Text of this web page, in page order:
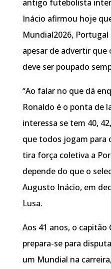
antigo futebolista
Inácio afirmou hoje
Mundial2026, Portugal
apesar de advertir que
deve ser poupado
“Ao falar no que dá
Ronaldo é o ponta de
interessa se tem 40,
que todos jogam para
tira força coletiva a
depende do que o
Augusto Inácio, em
Lusa.
Aos 41 anos, o
prepara-se para
um Mundial na